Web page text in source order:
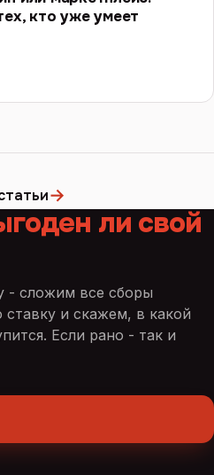
кто уже умеет
→
ли свой
- сложим все сборы
и скажем, в какой
Если рано - так и